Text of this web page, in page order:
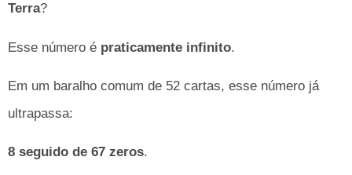
Terra?
Esse número é praticamente infinito.
Em um baralho comum de 52 cartas, esse número já
ultrapassa:
8 seguido de 67 zeros.